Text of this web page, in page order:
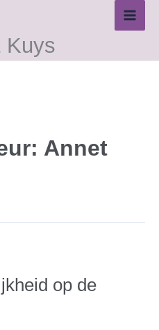
Kuys
Annet
op de